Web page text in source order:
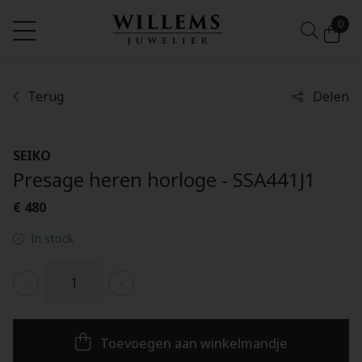
0
Terug Delen
SEIKO
Presage heren horloge - SSA441J1
€ 480
In stock
Toevoegen aan winkelmandje